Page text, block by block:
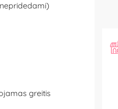
greitis